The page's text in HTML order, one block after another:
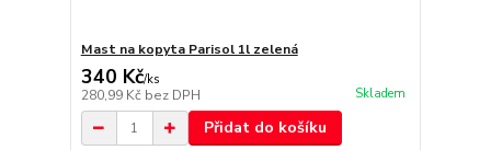
Mast na kopyta Parisol 1l zelená
340 Kč/ks
280,99 Kč bez DPH Skladem
Přidat do košíku